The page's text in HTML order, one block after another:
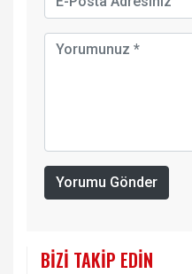
Yorumu Gönder
BIZI TAKIP EDIN